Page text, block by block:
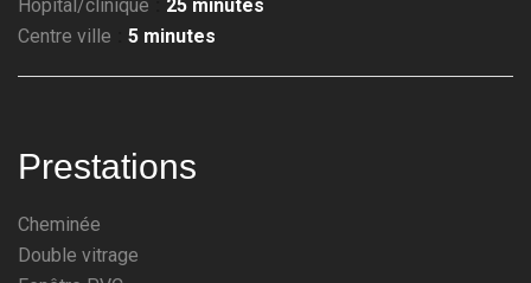
Hôpital/clinique
25 minutes
Centre ville
5 minutes
Prestations
Cheminée
Double vitrage